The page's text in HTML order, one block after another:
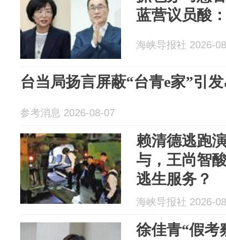
蓝营议员酸
海峡导报社 2026-
台当局扬言屏蔽“台青e家”引
参考消息 2026-08-07
赖清德逃跑
与，王尚智
逃生服务？
海峡导报社 2026-
徐佳青“假考